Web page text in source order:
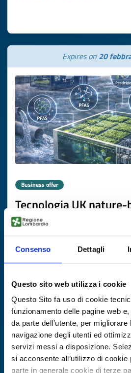
Consenso Dettagli
Questo sito web utilizza i cookie
Questo Sito fa uso di cookie
funzionamento delle pagine web
da parte dell’utente, per migliorare
navigazione degli utenti ed
servizi messi a disposizione.
si acconsente all’utilizzo di cookie
parte in generale cookie di terze
Expires on 20
Business offer
Tecnologia UK nature-
trattamento terziario
ID: BOGB20251121018
Expires on20